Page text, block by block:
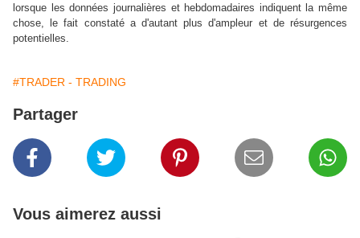
lorsque les données journalières et hebdomadaires indiquent la même
chose, le fait constaté a d'autant plus d'ampleur et de résurgences
potentielles.
#TRADER - TRADING
Partager
Vous aimerez aussi